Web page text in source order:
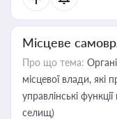
Місцеве
Про що тема:
місцевої влади,
управлінські
селищ)